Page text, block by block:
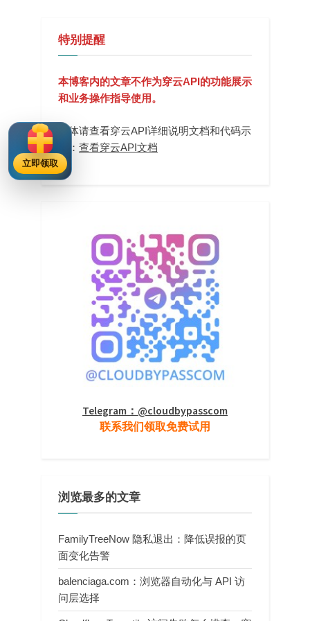
特别提醒
本博客内的文章不作为穿云API的功能展示
和业务操作指导使用。
具体请查看穿云API详细说明文档和代码示
例： 查看穿云API文档
Telegram：@cloudbypasscom
联系我们领取免费试用
浏览最多的文章
FamilyTreeNow 隐私退出：降低误报的页
面变化告警
balenciaga.com：浏览器自动化与 API 访
问层选择
立即领取